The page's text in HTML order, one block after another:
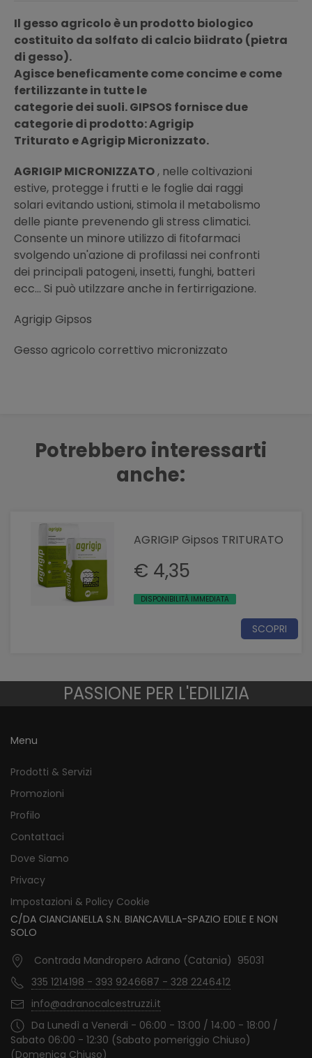
Il gesso agricolo è un prodotto biologico
costituito da solfato di calcio biidrato (pietra
di gesso).
Agisce beneficamente come concime e come
fertilizzante in tutte le
categorie dei suoli. GIPSOS fornisce due
categorie di prodotto: Agrigip
Triturato e Agrigip Micronizzato.
AGRIGIP MICRONIZZATO, nelle coltivazioni
estive, protegge i frutti e le foglie dai raggi
solari evitando ustioni, stimola il metabolismo
delle piante prevenendo gli stress climatici.
Consente un minore utilizzo di fitofarmaci
svolgendo un'azione di profilassi nei confronti
dei principali patogeni, insetti, funghi, batteri
ecc... Si può utilzzare anche in fertirrigazione.
Agrigip Gipsos
Gesso agricolo correttivo micronizzato
Potrebbero interessarti
anche:
AGRIGIP Gipsos TRITURATO
€ 4,35
DISPONIBILITÀ IMMEDIATA
SCOPRI
PASSIONE PER L'EDILIZIA
Menu
Prodotti & Servizi
Promozioni
Profilo
Contattaci
Dove Siamo
Privacy
Impostazioni & Policy Cookie
C/DA CIANCIANELLA S.N. BIANCAVILLA-SPAZIO EDILE E NON
SOLO
Contrada Mandropero Adrano (Catania) 95031
335 1214198 - 393 9246687 - 328 2246412
info@adranocalcestruzzi.it
Da Lunedì a Venerdi - 06:00 - 13:00 / 14:00 - 18:00 /
Sabato 06:00 - 12:30 (Sabato pomeriggio Chiuso)
(Domenica Chiuso)